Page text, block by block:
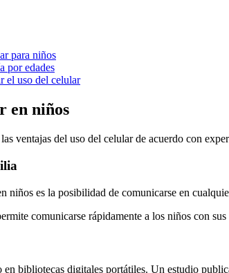
para niños
por edades
el uso del celular
en niños
ventajas del uso del celular de acuerdo con
niños es la posibilidad de comunicarse en
comunicarse rápidamente a los niños con
bibliotecas digitales portátiles. Un estudio